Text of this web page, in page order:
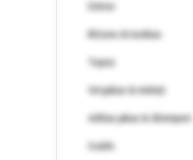
Džinsi
Blūzes & tunikas
Topiņi
Virsjakas & mēteļi
Adītas jakas & džemperi
Svārki